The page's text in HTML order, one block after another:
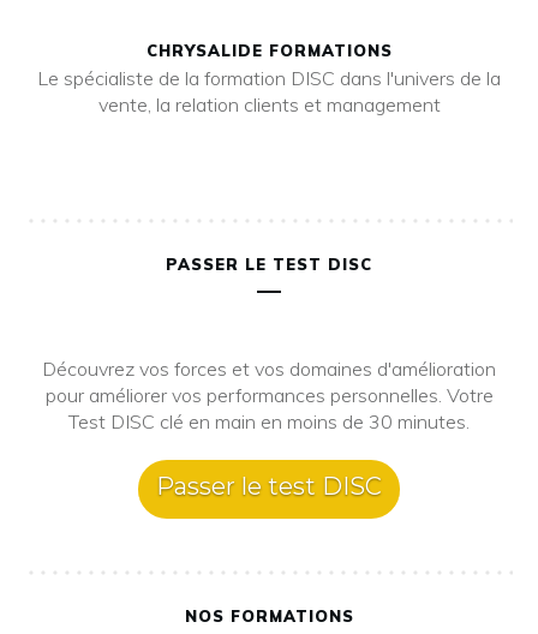
CHRYSALIDE FORMATIONS
Le spécialiste de la formation DISC dans l'univers de la
vente, la relation clients et management
PASSER LE TEST DISC
Découvrez vos forces et vos domaines d'amélioration
pour améliorer vos performances personnelles. Votre
Test DISC clé en main en moins de 30 minutes.
Passer le test DISC
NOS FORMATIONS